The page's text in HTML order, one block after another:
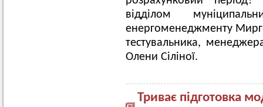
відділом
енергоменеджменту
тестувальника,
Олени Сіліної.
Триває підготовка